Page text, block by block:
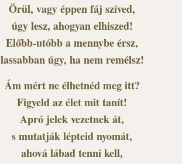
Örül, vagy éppen fáj szíved,
úgy lesz, ahogyan elhiszed!
Előbb-utóbb a mennybe érsz,
lassabban úgy, ha nem remélsz!
Ám mért ne élhetnéd meg itt?
Figyeld az élet mit tanít!
Apró jelek vezetnek át,
s mutatják lépteid nyomát,
ahová lábad tenni kell,